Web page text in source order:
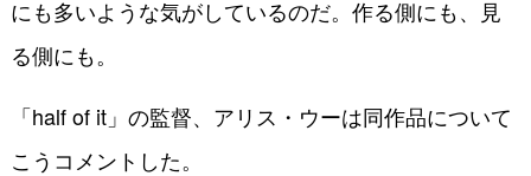
にも多いような気がしているのだ。作る側にも、見
る側にも。
「half of it」の監督、アリス・ウーは同作品について
こうコメントした。